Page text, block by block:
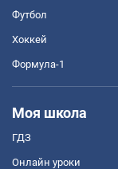
Футбол
Хоккей
Формула-1
Моя школа
ГДЗ
Онлайн уроки